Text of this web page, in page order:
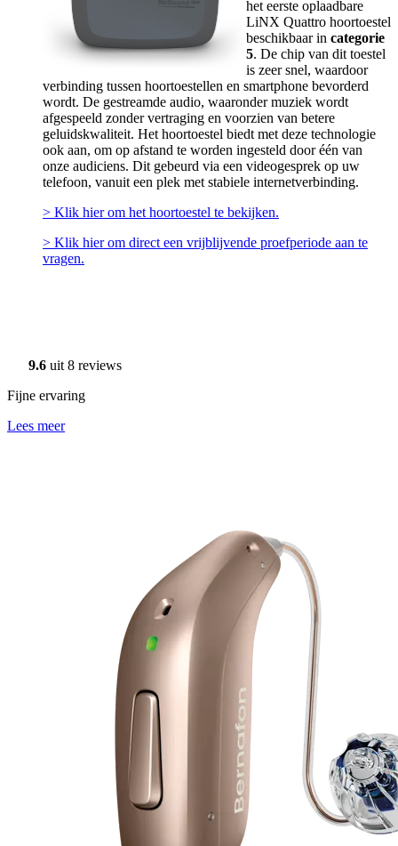
het eerste oplaadbare
LiNX Quattro hoortoestel
beschikbaar in categorie
5. De chip van dit toestel
is zeer snel, waardoor
verbinding tussen hoortoestellen en smartphone bevorderd
wordt. De gestreamde audio, waaronder muziek wordt
afgespeeld zonder vertraging en voorzien van betere
geluidskwaliteit. Het hoortoestel biedt met deze technologie
ook aan, om op afstand te worden ingesteld door één van
onze audiciens. Dit gebeurd via een videogesprek op uw
telefoon, vanuit een plek met stabiele internetverbinding.
> Klik hier om het hoortoestel te bekijken.
> Klik hier om direct een vrijblijvende proefperiode aan te
vragen.
9.6 uit 8 reviews
Fijne ervaring
Lees meer